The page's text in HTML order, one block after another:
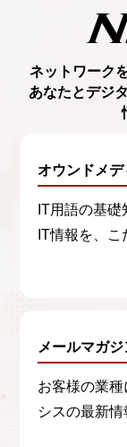
ネットワーク
あなたとデジタ
オウンドメデ
IT用語の基
IT情報を、こ
メールマガジ
お客様の業
シスの最新情